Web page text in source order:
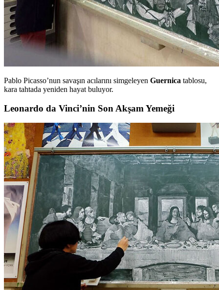
Pablo Picasso’nun savaşın acılarını simgeleyen Guernica tablosu,
kara tahtada yeniden hayat buluyor.
Leonardo da Vinci’nin Son Akşam Yemeği